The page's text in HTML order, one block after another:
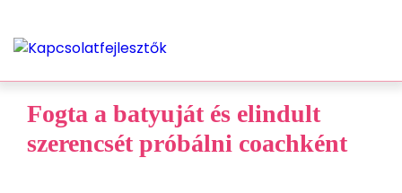
Fogta a batyuját és elindult
szerencsét próbálni coachként